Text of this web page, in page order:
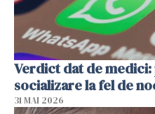
Verdict dat de
socializare la fel de
31 MAI 2026